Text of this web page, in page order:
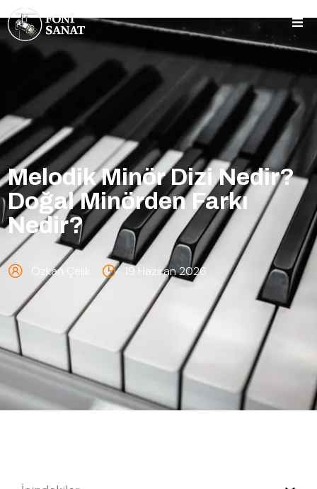
Melodik Minör Dizi Nedir?
Doğal Minörden Farkı
Nedir?
Özkan Çelik 19 Haziran 2026